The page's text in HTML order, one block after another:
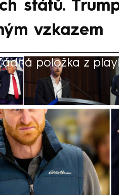
států.
vzkazem
položka z
Černý
12:37
Harry ve čtvrtek
projevu vyzval
a Spojené státy k